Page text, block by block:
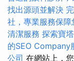
找出源頭並解決
社，專業服務保障
清潔服務 探索寶
的SEO Company
公司 在網站上，